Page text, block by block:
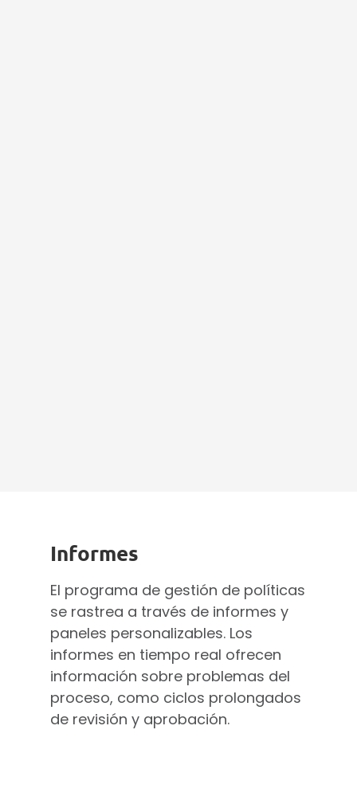
Informes
El programa de gestión de políticas
se rastrea a través de informes y
paneles personalizables. Los
informes en tiempo real ofrecen
información sobre problemas del
proceso, como ciclos prolongados
de revisión y aprobación.